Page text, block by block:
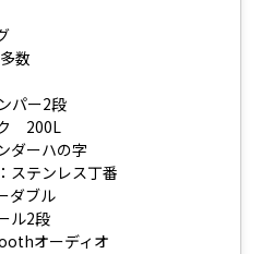
数
パー2段
200L
ダーハの字
ステンレス丁番
ダブル
ル2段
オーディオ